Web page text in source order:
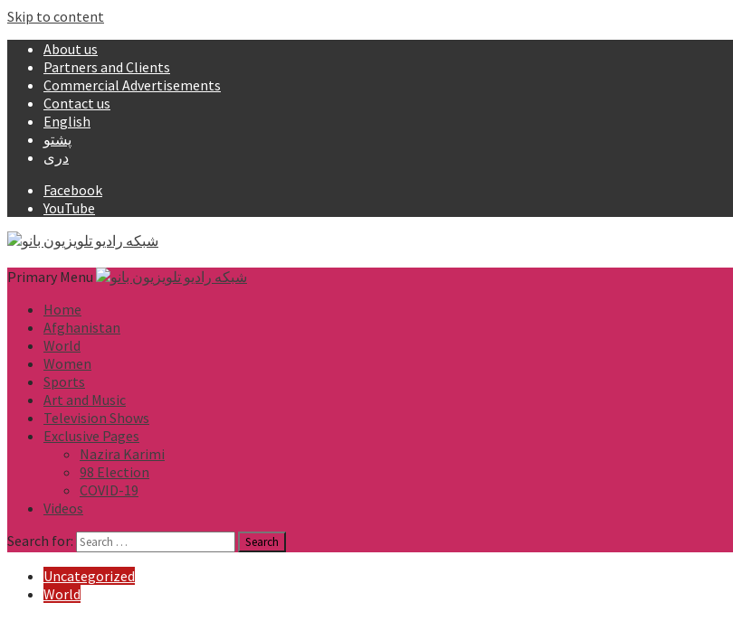
Skip to content
About us
Partners and Clients
Commercial Advertisements
Contact us
English
پشتو
دری
Facebook
YouTube
Primary Menu
Home
Afghanistan
World
Women
Sports
Art and Music
Television Shows
Exclusive Pages
Nazira Karimi
98 Election
COVID-19
Videos
Search for:
Uncategorized
World